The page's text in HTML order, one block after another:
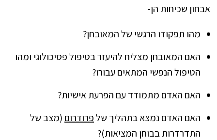
אבחון שכיחות הן-
מהו תפקודו הרגשי של המאובחן?
האם המאובחן מצליח להיעזר בטיפול פסיכולוגי ומהו
הטיפול הנפשי המתאים עבורו?
האם האדם מתמודד עם הפרעת אישיות?
האם האדם נמצא בתהליך שלפרודרום (מצב של
התדרדרות בבוחן המציאות)?